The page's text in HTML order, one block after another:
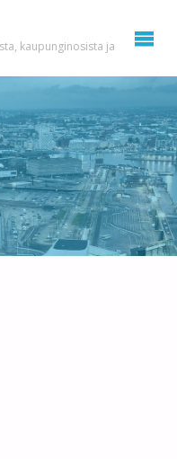
kaupunginosista ja